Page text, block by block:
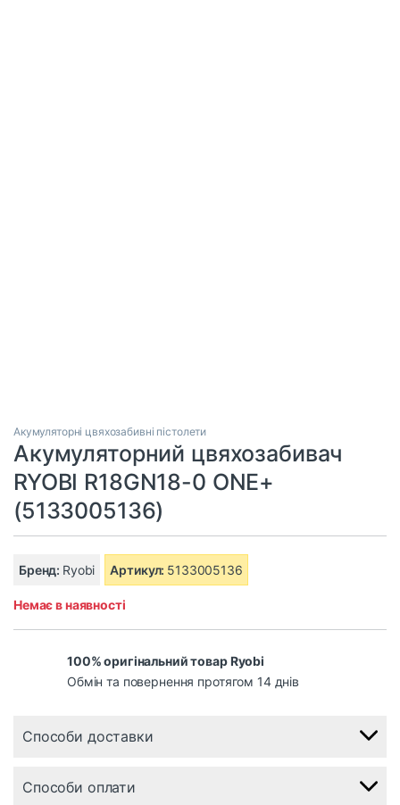
Акумуляторні цвяхозабивні пістолети
Акумуляторний цвяхозабивач
RYOBI R18GN18-0 ONE+
(5133005136)
Бренд: Ryobi Артикул: 5133005136
Немає в наявності
100% оригінальний товар Ryobi
Обмін та повернення протягом 14 днів
Способи доставки
Способи оплати